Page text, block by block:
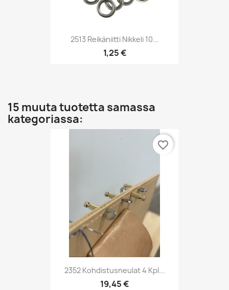
2513 Reikäniitti Nikkeli 10...
1,25 €
15 muuta tuotetta samassa
kategoriassa:
2352 Kohdistusneulat 4 Kpl...
19,45 €
favorite_border